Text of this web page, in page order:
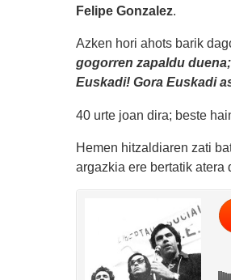
Felipe Gonzalez.
Azken hori ahots barik
gogorren zapaldu
Euskadi! Gora Euskadi
40 urte joan dira; beste
Hemen hitzaldiaren zati
argazkia ere bertatik atera